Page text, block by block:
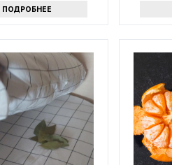
месяцев
ПОДРОБНЕЕ